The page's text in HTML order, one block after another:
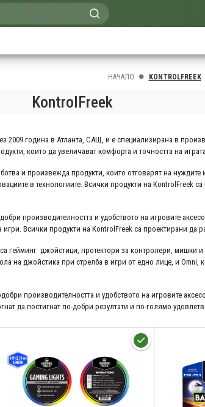
НАЧАЛО KONTROLFREEK
KontrolFreek
2009 година в Атланта, САЩ, и е специализирана в
които да увеличават комфорта и точността на
и произвежда продукти, които отговарят на
в технологиите. Всички продукти на KontrolFreek
производителността и удобството на игровите
Всички продукти на KontrolFreek са проектирани да
гейминг джойстици, протектори за контролери, мишки
на джойстика при стрелба в игри от едно лице, и
производителността и удобството на игровите
да постигнат по-добри резултати и по-голямо